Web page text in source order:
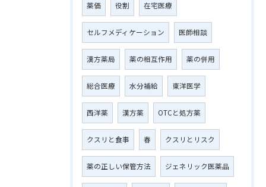
薬価 役割 在宅医療
セルフメディケーション 医師相談
漢方薬局 薬の相互作用 薬の併用
総合医療 水分補給 東洋医学
西洋薬 漢方薬 OTCと処方薬
クスリと食事 春 クスリとリスク
薬の正しい保管方法 ジェネリック医薬品